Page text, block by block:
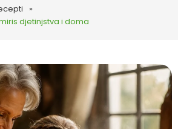
»
djetinjstva i doma